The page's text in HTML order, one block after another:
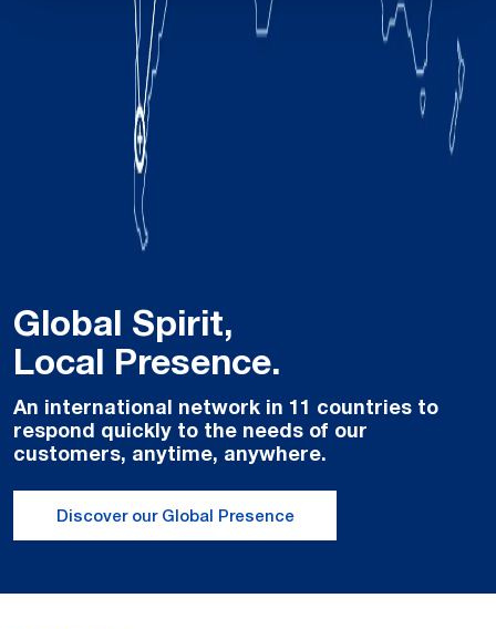
Global Spirit,
Local Presence.
An international network in 11 countries to
respond quickly to the needs of our
customers, anytime, anywhere.
Discover our Global Presence